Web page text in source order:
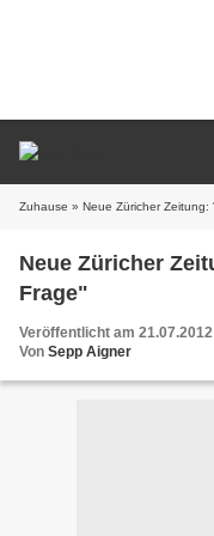
Zuhause » Neue Züricher
Neue Züricher
Frage"
Veröffentlicht am
Von Sepp Aigner